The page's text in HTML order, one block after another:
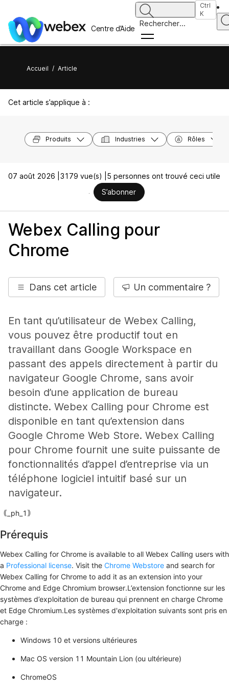
Centre d’Aide
Rechercher...
Ctrl
K
Accueil / Article
Cet article s’applique à :
Produits Industries Rôles
07 août 2026 | 3179 vue(s) | 5 personnes ont trouvé ceci utile
S’abonner
Webex Calling pour
Chrome
Dans cet article Un commentaire ?
En tant qu’utilisateur de Webex Calling,
vous pouvez être productif tout en
travaillant dans Google Workspace en
passant des appels directement à partir du
navigateur Google Chrome, sans avoir
besoin d’une application de bureau
distincte. Webex Calling pour Chrome est
disponible en tant qu’extension dans
Google Chrome Web Store. Webex Calling
pour Chrome fournit une suite puissante de
fonctionnalités d’appel d’entreprise via un
téléphone logiciel intuitif basé sur un
navigateur.
｟_ph_1｠
Prérequis
Webex Calling for Chrome is available to all Webex Calling users with
a Professional license. Visit the Chrome Webstore and search for
Webex Calling for Chrome to add it as an extension into your
Chrome and Edge Chromium browser.L’extension fonctionne sur les
systèmes d’exploitation de bureau qui prennent en charge Chrome
et Edge Chromium.Les systèmes d'exploitation suivants sont pris en
charge :
Windows 10 et versions ultérieures
Mac OS version 11 Mountain Lion (ou ultérieure)
ChromeOS